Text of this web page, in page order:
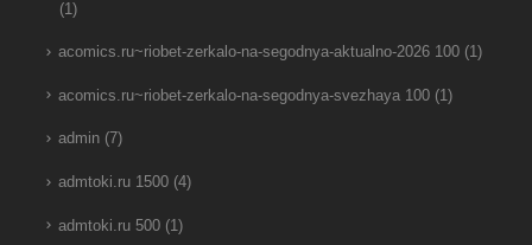
(1)
acomics.ru~riobet-zerkalo-na-segodnya-aktualno-2026 100(1)
acomics.ru~riobet-zerkalo-na-segodnya-svezhaya 100(1)
admin(7)
admtoki.ru 1500(4)
admtoki.ru 500(1)